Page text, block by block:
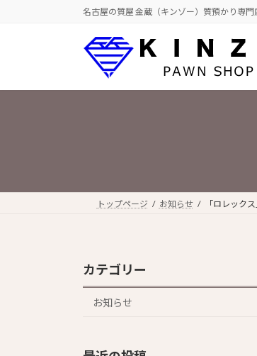
へ
ョ
名古屋の質屋 金蔵（キンゾー）質預かり専
トップページ お知らせ 「ロレック
カテゴリー
お知らせ